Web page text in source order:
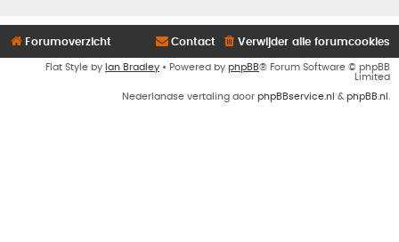
Forumoverzicht Verwijder alle forumcookies
Contact
Flat Style by Ian Bradley • Powered by phpBB® Forum Software © phpBB
Limited
Nederlandse vertaling door phpBBservice.nl & phpBB.nl .